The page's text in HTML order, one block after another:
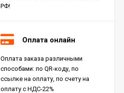
РФ!
Оплата онлайн
Оплата заказа различными
способами: по QR-коду, по
ссылке на оплату, по счету на
оплату с НДС-22%